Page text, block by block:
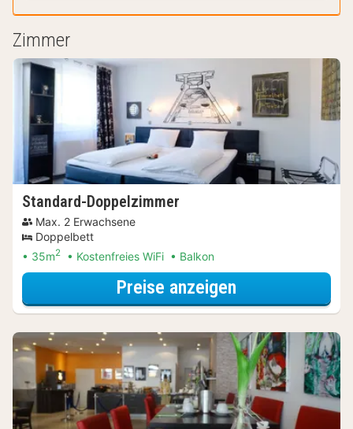
Zimmer
Standard-Doppelzimmer
Max. 2 Erwachsene
Doppelbett
35m2 Kostenfreies WiFi Balkon
Preise anzeigen